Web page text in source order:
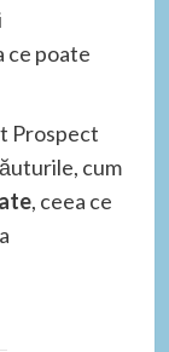
ce poate
Prospect
cum
, ceea ce